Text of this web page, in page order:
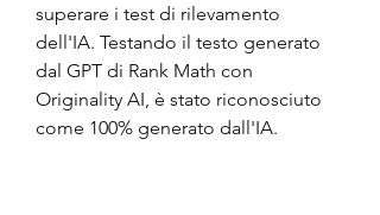
superare i test di rilevamento
dell'IA. Testando il testo generato
dal GPT di Rank Math con
Originality AI, è stato riconosciuto
come 100% generato dall'IA.